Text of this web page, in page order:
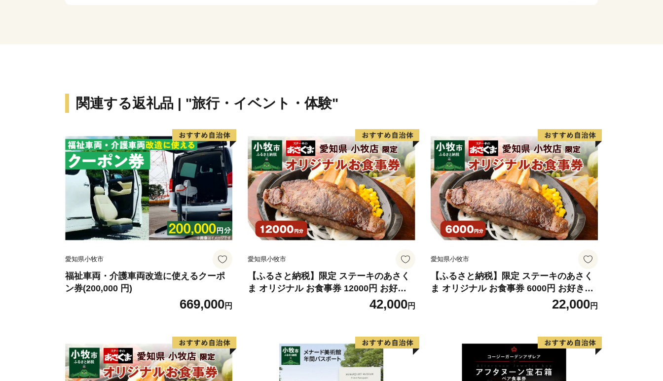
願いいたします。
関連する返礼品 | "旅行・イベント・体験"
愛知県小牧市
福祉車両・介護車両改造に使えるクーポ
ン券(200,000 円)
669,000円
愛知県小牧市
【ふるさと納税】限定 ステーキのあさく
ま オリジナル お食事券 12000円 お好き
なメニュー 好きなだけ コーンスープ カレ
ー サラダ プリン ソフトクリーム デザー
42,000円
愛知県小牧市
【ふるさと納税】限定 ステーキのあさく
ま オリジナル お食事券 6000円 お好きな
メニュー 好きなだけ コーンスープ カレー
サラダ プリン ソフトクリーム デザート
22,000円